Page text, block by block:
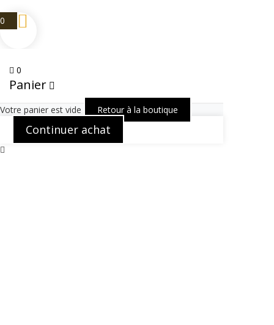
0
0
Panier
Votre panier est vide Retour à la boutique
Continuer achat